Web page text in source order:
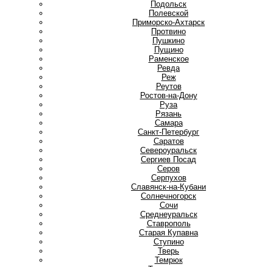
Подольск
Полевской
Приморско-Ахтарск
Протвино
Пушкино
Пущино
Раменское
Ревда
Реж
Реутов
Ростов-на-Дону
Руза
Рязань
Самара
Санкт-Петербург
Саратов
Североуральск
Сергиев Посад
Серов
Серпухов
Славянск-на-Кубани
Солнечногорск
Сочи
Среднеуральск
Ставрополь
Старая Купавна
Ступино
Тверь
Темрюк